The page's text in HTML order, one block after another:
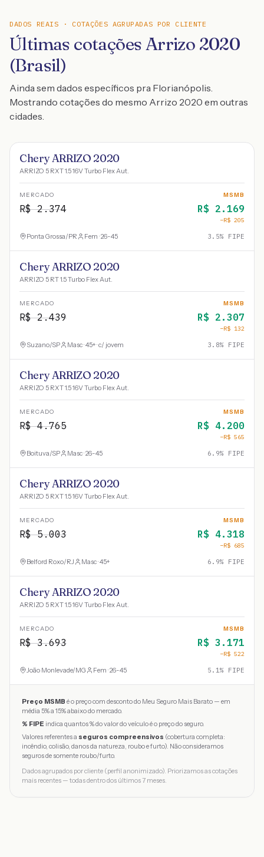
DADOS REAIS · COTAÇÕES AGRUPADAS POR CLIENTE
Últimas cotações Arrizo 2020
(Brasil)
Ainda sem dados específicos pra Florianópolis.
Mostrando cotações do mesmo Arrizo 2020 em outras
cidades.
Chery ARRIZO 2020
ARRIZO 5 RXT 1.5 16V Turbo Flex Aut.
MERCADO
R$2.374
MSMB
R$ 2.169
−R$ 205
Ponta Grossa/PR Fem · 26-45 3.5% FIPE
Chery ARRIZO 2020
ARRIZO 5 RT 1.5 Turbo Flex Aut.
MERCADO
R$2.439
MSMB
R$ 2.307
−R$ 132
Suzano/SP Masc · 45+ · c/ jovem 3.8% FIPE
Chery ARRIZO 2020
ARRIZO 5 RXT 1.5 16V Turbo Flex Aut.
MERCADO
R$4.765
MSMB
R$ 4.200
−R$ 565
Boituva/SP Masc · 26-45 6.9% FIPE
Chery ARRIZO 2020
ARRIZO 5 RXT 1.5 16V Turbo Flex Aut.
MERCADO
R$5.003
MSMB
R$ 4.318
−R$ 685
Belford Roxo/RJ Masc · 45+ 6.9% FIPE
Chery ARRIZO 2020
ARRIZO 5 RXT 1.5 16V Turbo Flex Aut.
MERCADO
R$3.693
MSMB
R$ 3.171
−R$ 522
João Monlevade/MG Fem · 26-45 5.1% FIPE
Preço MSMB é o preço com desconto do Meu Seguro Mais Barato — em
média 5% a 15% abaixo do mercado.
% FIPE indica quantos % do valor do veículo é o preço do seguro.
Valores referentes a seguros compreensivos (cobertura completa:
incêndio, colisão, danos da natureza, roubo e furto). Não consideramos
seguros de somente roubo/furto.
Dados agrupados por cliente (perfil anonimizado). Priorizamos as cotações
mais recentes — todas dentro dos últimos 7 meses.